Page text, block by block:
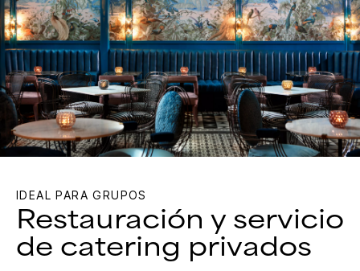
IDEAL PARA GRUPOS
Restauración y servicio
de catering privados